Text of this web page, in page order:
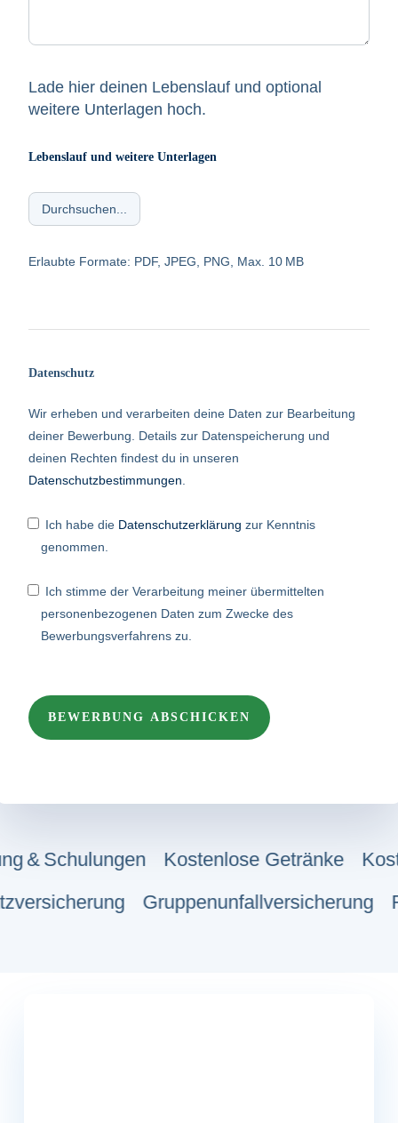
Lade hier deinen Lebenslauf und optional
weitere Unterlagen hoch.
Lebenslauf und weitere Unterlagen
Erlaubte Formate: PDF, JPEG, PNG, Max. 10 MB
Datenschutz
Wir erheben und verarbeiten deine Daten zur Bearbeitung
deiner Bewerbung. Details zur Datenspeicherung und
deinen Rechten findest du in unseren
Datenschutzbestimmungen
Ich habe die Datenschutzerklärung zur Kenntnis
genommen.
Ich stimme der Verarbeitung meiner übermittelten
personenbezogenen Daten zum Zwecke des
Bewerbungsverfahrens zu.
Schulungen Kostenlose Getränke